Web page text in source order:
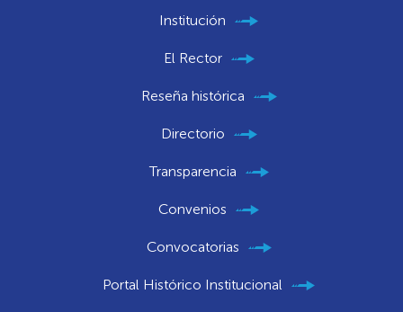
Institución
El Rector
Reseña histórica
Directorio
Transparencia
Convenios
Convocatorias
Portal Histórico Institucional